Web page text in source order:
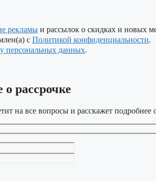
рекламы и рассылок о скидках и новых
с Политикой конфиденциальности.
персональных данных.
о рассрочке
на все вопросы и расскажет подробнее